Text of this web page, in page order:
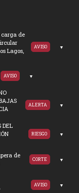
de
Lagos,
AVISO
AVISO
ALERTA
DEL
RIESGO
de
CORTE
AVISO